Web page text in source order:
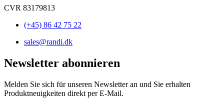
CVR 83179813
(+45) 86 42 75 22
sales@randi.dk
Newsletter abonnieren
Melden Sie sich für unseren Newsletter an und Sie erhalten
Produktneuigkeiten direkt per E-Mail.